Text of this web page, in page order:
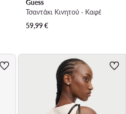
Guess
Τσαντάκι Κινητού · Καφέ
59,99€